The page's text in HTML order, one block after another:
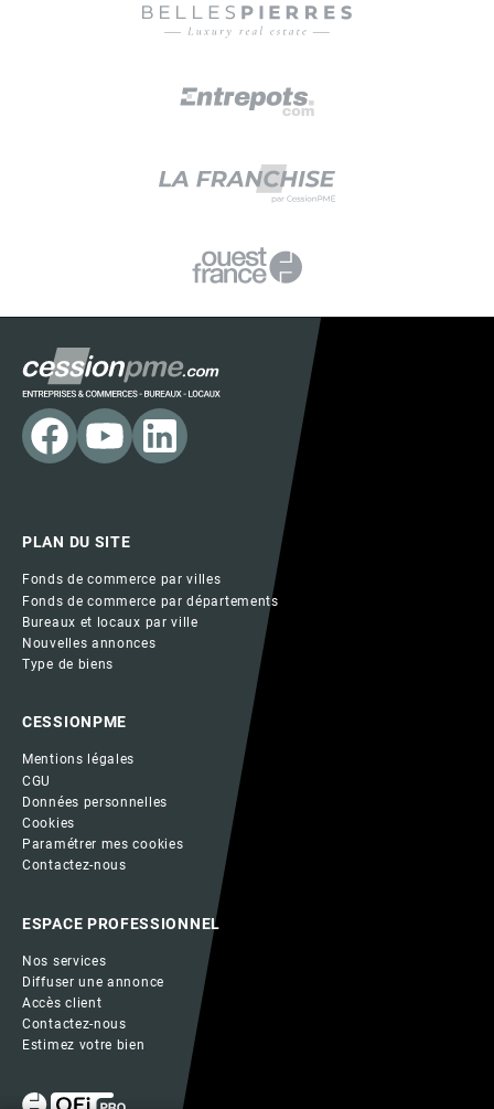
PLAN DU SITE
Fonds de commerce par villes
Fonds de commerce par départements
Bureaux et locaux par ville
Nouvelles annonces
Type de biens
CESSIONPME
Mentions légales
CGU
Données personnelles
Cookies
Paramétrer mes cookies
Contactez-nous
ESPACE PROFESSIONNEL
Nos services
Diffuser une annonce
Accès client
Contactez-nous
Estimez votre bien